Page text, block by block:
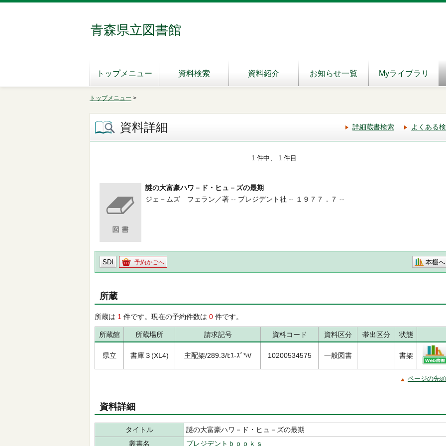
青森県立図書館
トップメニュー 資料検索 資料紹介 お知らせ一覧 Myライブラリ
トップメニュー >
資料詳細 詳細蔵書検索 よくある
1 件中、 1 件目
謎の大富豪ハワ－ド・ヒュ－ズの最期
ジェ－ムズ フェラン／著 -- プレジデント社 -- １９７７．７ --
SDI 予約かごへ 本棚へ
所蔵
所蔵は 1 件です。現在の予約件数は 0 件です。
所蔵館 所蔵場所 請求記号 資料コード 資料区分 帯出区分 状態
県立 書庫３(XL4) 主配架/289.3/ﾋﾕ-ｽﾞ*ﾊ/ 10200534575 一般図書 書架
ページの先
資料詳細
タイトル
謎の大富豪ハワ－ド・ヒュ－ズの最期
叢書名
プレジデントｂｏｏｋｓ